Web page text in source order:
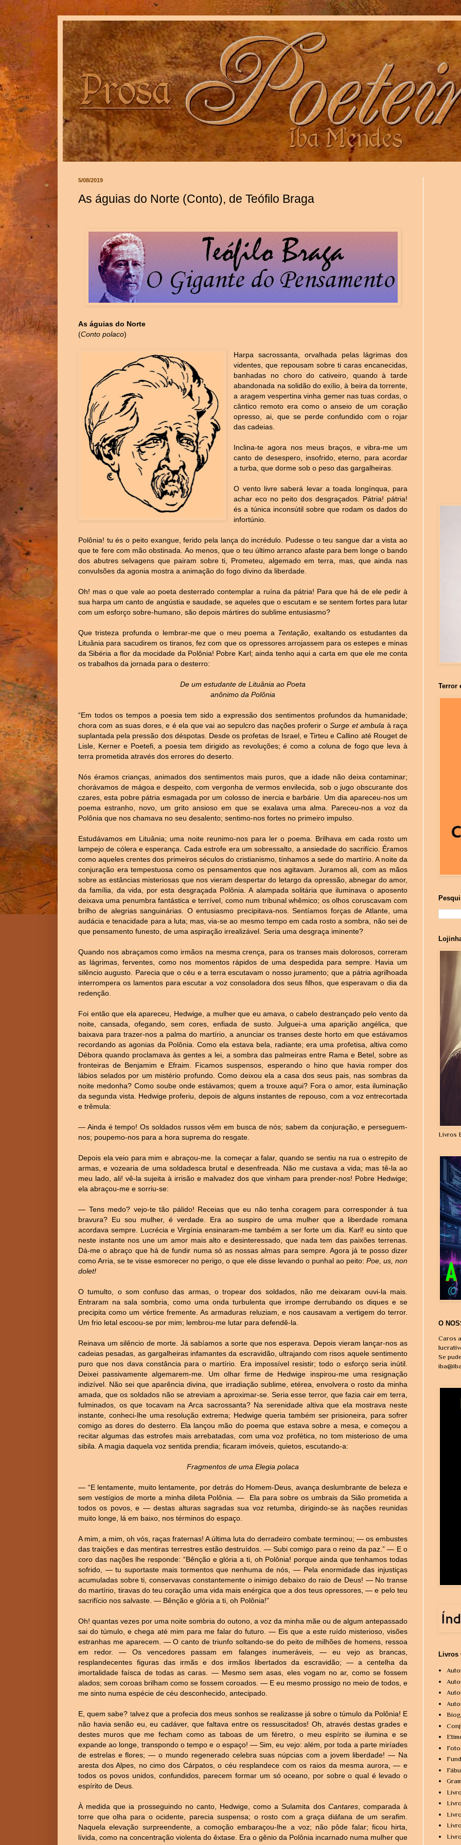
5/08/2019
As águias do Norte (Conto), de Teófilo Braga
As águias do Norte
(Conto polaco)
Harpa sacrossanta, orvalhada pelas lágrimas dos
videntes, que repousam sobre ti caras encanecidas,
banhadas no choro do cativeiro, quando à tarde
abandonada na solidão do exílio, à beira da torrente,
a aragem vespertina vinha gemer nas tuas cordas, o
cântico remoto era como o anseio de um coração
opresso, ai, que se perde confundido com o rojar
das cadeias.
Inclina-te agora nos meus braços, e vibra-me um
canto de desespero, insofrido, eterno, para acordar
a turba, que dorme sob o peso das gargalheiras.
O vento livre saberá levar a toada longínqua, para
achar eco no peito dos desgraçados. Pátria! pátria!
és a túnica inconsútil sobre que rodam os dados do
infortúnio.
Polônia! tu és o peito exangue, ferido pela lança do incrédulo. Pudesse o teu sangue dar a vista ao
que te fere com mão obstinada. Ao menos, que o teu último arranco afaste para bem longe o bando
dos abutres selvagens que pairam sobre ti, Prometeu, algemado em terra, mas, que ainda nas
convulsões da agonia mostra a animação do fogo divino da liberdade.
Oh! mas o que vale ao poeta desterrado contemplar a ruína da pátria! Para que há de ele pedir à
sua harpa um canto de angústia e saudade, se aqueles que o escutam e se sentem fortes para lutar
com um esforço sobre-humano, são depois mártires do sublime entusiasmo?
Que tristeza profunda o lembrar-me que o meu poema a Tentação , exaltando os estudantes da
Lituânia para sacudirem os tiranos, fez com que os opressores arrojassem para os estepes e minas
da Sibéria a flor da mocidade da Polônia! Pobre Karl; ainda tenho aqui a carta em que ele me conta
os trabalhos da jornada para o desterro:
De um estudante de Lituânia ao Poeta
anônimo da Polônia
“Em todos os tempos a poesia tem sido a expressão dos sentimentos profundos da humanidade;
chora com as suas dores, e é ela que vai ao sepulcro das nações proferir oSurge et ambula à raça
suplantada pela pressão dos déspotas. Desde os profetas de Israel, e Tirteu e Callino até Rouget de
Lisle, Kerner e Poetefi, a poesia tem dirigido as revoluções; é como a coluna de fogo que leva à
terra prometida através dos errores do deserto.
Nós éramos crianças, animados dos sentimentos mais puros, que a idade não deixa contaminar;
chorávamos de mágoa e despeito, com vergonha de vermos envilecida, sob o jugo obscurante dos
czares, esta pobre pátria esmagada por um colosso de inercia e barbárie. Um dia apareceu-nos um
poema estranho, novo, um grito ansioso em que se exalava uma alma. Pareceu-nos a voz da
Polônia que nos chamava no seu desalento; sentimo-nos fortes no primeiro impulso.
Estudávamos em Lituânia; uma noite reunimo-nos para ler o poema. Brilhava em cada rosto um
lampejo de cólera e esperança. Cada estrofe era um sobressalto, a ansiedade do sacrifício. Éramos
como aqueles crentes dos primeiros séculos do cristianismo, tínhamos a sede do martírio. A noite da
conjuração era tempestuosa como os pensamentos que nos agitavam. Juramos ali, com as mãos
sobre as estâncias misteriosas que nos vieram despertar do letargo da opressão, abnegar do amor,
da família, da vida, por esta desgraçada Polônia. A alampada solitária que iluminava o aposento
deixava uma penumbra fantástica e terrível, como num tribunal whêmico; os olhos coruscavam com
brilho de alegrias sanguinárias. O entusiasmo precipitava-nos. Sentíamos forças de Atlante, uma
audácia e tenacidade para a luta; mas, via-se ao mesmo tempo em cada rosto a sombra, não sei de
que pensamento funesto, de uma aspiração irrealizável. Seria uma desgraça iminente?
Quando nos abraçamos como irmãos na mesma crença, para os transes mais dolorosos, correram
as lágrimas, ferventes, como nos momentos rápidos de uma despedida para sempre. Havia um
silêncio augusto. Parecia que o céu e a terra escutavam o nosso juramento; que a pátria agrilhoada
interrompera os lamentos para escutar a voz consoladora dos seus filhos, que esperavam o dia da
redenção.
Foi então que ela apareceu, Hedwige, a mulher que eu amava, o cabelo destrançado pelo vento da
noite, cansada, ofegando, sem cores, enfiada de susto. Julguei-a uma aparição angélica, que
baixava para trazer-nos a palma do martírio, a anunciar os transes deste horto em que estávamos
recordando as agonias da Polônia. Como ela estava bela, radiante; era uma profetisa, altiva como
Débora quando proclamava às gentes a lei, a sombra das palmeiras entre Rama e Betel, sobre as
fronteiras de Benjamim e Efraim. Ficamos suspensos, esperando o hino que havia romper dos
lábios selados por um mistério profundo. Como deixou ela a casa dos seus pais, nas sombras da
noite medonha? Como soube onde estávamos; quem a trouxe aqui? Fora o amor, esta iluminação
da segunda vista. Hedwige proferiu, depois de alguns instantes de repouso, com a voz entrecortada
e trêmula:
— Ainda é tempo! Os soldados russos vêm em busca de nós; sabem da conjuração, e perseguem-
nos; poupemo-nos para a hora suprema do resgate.
Depois ela veio para mim e abraçou-me. Ia começar a falar, quando se sentiu na rua o estrepito de
armas, e vozearia de uma soldadesca brutal e desenfreada. Não me custava a vida; mas tê-la ao
meu lado, ali! vê-la sujeita à irrisão e malvadez dos que vinham para prender-nos! Pobre Hedwige;
ela abraçou-me e sorriu-se:
— Tens medo? vejo-te tão pálido! Receias que eu não tenha coragem para corresponder à tua
bravura? Eu sou mulher, é verdade. Era ao suspiro de uma mulher que a liberdade romana
acordava sempre. Lucrécia e Virgínia ensinaram-me também a ser forte um dia. Karl! eu sinto que
neste instante nos une um amor mais alto e desinteressado, que nada tem das paixões terrenas.
Dá-me o abraço que há de fundir numa só as nossas almas para sempre. Agora já te posso dizer
como Arria, se te visse esmorecer no perigo, o que ele disse levando o punhal ao peito: Poe, us, non
dolet!
O tumulto, o som confuso das armas, o tropear dos soldados, não me deixaram ouvi-la mais.
Entraram na sala sombria, como uma onda turbulenta que irrompe derrubando os diques e se
precipita como um vértice fremente. As armaduras reluziam, e nos causavam a vertigem do terror.
Um frio letal escoou-se por mim; lembrou-me lutar para defendê-la.
Reinava um silêncio de morte. Já sabíamos a sorte que nos esperava. Depois vieram lançar-nos as
cadeias pesadas, as gargalheiras infamantes da escravidão, ultrajando com risos aquele sentimento
puro que nos dava constância para o martírio. Era impossível resistir; todo o esforço seria inútil.
Deixei passivamente algemarem-me. Um olhar firme de Hedwige inspirou-me uma resignação
indizível. Não sei que aparência divina, que irradiação sublime, etérea, envolvera o rosto da minha
amada, que os soldados não se atreviam a aproximar-se. Seria esse terror, que fazia cair em terra,
fulminados, os que tocavam na Arca sacrossanta? Na serenidade altiva que ela mostrava neste
instante, conheci-lhe uma resolução extrema; Hedwige queria também ser prisioneira, para sofrer
comigo as dores do desterro. Ela lançou mão do poema que estava sobre a mesa, e começou a
recitar algumas das estrofes mais arrebatadas, com uma voz profética, no tom misterioso de uma
sibila. A magia daquela voz sentida prendia; ficaram imóveis, quietos, escutando-a:
Fragmentos de uma Elegia polaca
— “E lentamente, muito lentamente, por detrás do Homem-Deus, avança deslumbrante de beleza e
sem vestígios de morte a minha dileta Polônia. —
Ela para sobre os umbrais da Sião prometida a
todos os povos, e — destas alturas sagradas sua voz retumba, dirigindo-se às nações reunidas
muito longe, lá em baixo, nos términos do espaço.
A mim, a mim, oh vós, raças fraternas! A última luta do derradeiro combate terminou; — os embustes
das traições e das mentiras terrestres estão destruídos. — Subi comigo para o reino da paz.” — E o
coro das nações lhe responde: “Bênção e glória a ti, oh Polônia! porque ainda que tenhamos todas
sofrido, — tu suportaste mais tormentos que nenhuma de nós, — Pela enormidade das injustiças
acumuladas sobre ti, conservavas constantemente o inimigo debaixo do raio de Deus! — No transe
do martírio, tiravas do teu coração uma vida mais enérgica que a dos teus opressores, — e pelo teu
sacrifício nos salvaste. — Bênção e glória a ti, oh Polônia!”
Oh! quantas vezes por uma noite sombria do outono, a voz da minha mãe ou de algum antepassado
sai do túmulo, e chega até mim para me falar do futuro. — Eis que a este ruído misterioso, visões
estranhas me aparecem. — O canto de triunfo soltando-se do peito de milhões de homens, ressoa
em redor. — Os vencedores passam em falanges inumeráveis, — eu vejo as brancas,
resplandecentes figuras das irmãs e dos irmãos libertados da escravidão; — a centelha da
imortalidade faísca de todas as caras. — Mesmo sem asas, eles vogam no ar, como se fossem
alados; sem coroas brilham como se fossem coroados. — E eu mesmo prossigo no meio de todos, e
me sinto numa espécie de céu desconhecido, antecipado.
E, quem sabe? talvez que a profecia dos meus sonhos se realizasse já sobre o túmulo da Polônia! E
não havia senão eu, eu cadáver, que faltava entre os ressuscitados! Oh, através destas grades e
destes muros que me fecham como as taboas de um féretro, o meu espírito se ilumina e se
expande ao longe, transpondo o tempo e o espaço! — Sim, eu vejo: além, por toda a parte miríades
de estrelas e flores; — o mundo regenerado celebra suas núpcias com a jovem liberdade! — Na
aresta dos Alpes, no cimo dos Cárpatos, o céu resplandece com os raios da mesma aurora, — e
todos os povos unidos, confundidos, parecem formar um só oceano, por sobre o qual é levado o
espírito de Deus.
À medida que ia prosseguindo no canto, Hedwige, como a Sulamita dos Cantares, comparada à
torre que olha para o ocidente, parecia suspensa; o rosto com a graça diáfana de um serafim.
Naquela elevação surpreendente, a comoção embaraçou-lhe a voz; não pôde falar; ficou hirta,
lívida, como na concentração violenta do êxtase. Era o gênio da Polônia incarnado numa mulher que
Terror
Livros
O
Caros
Se
Livros